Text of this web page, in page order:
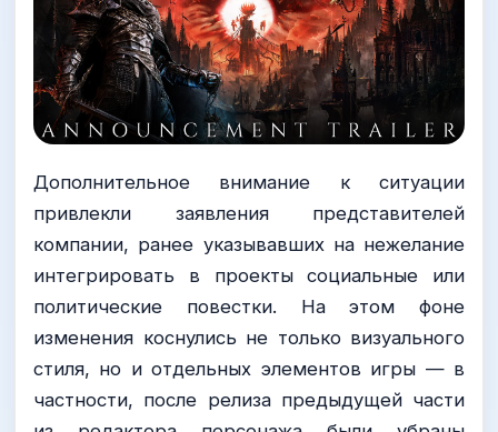
Дополнительное внимание к ситуации
привлекли заявления представителей
компании, ранее указывавших на нежелание
интегрировать в проекты социальные или
политические повестки. На этом фоне
изменения коснулись не только визуального
стиля, но и отдельных элементов игры — в
частности, после релиза предыдущей части